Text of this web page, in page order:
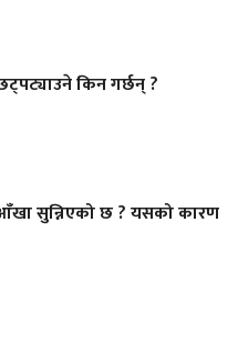
किन गर्छन् ?
सुन्निएको छ ? यसको कारण